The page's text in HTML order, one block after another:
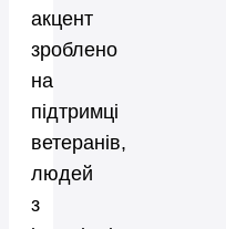
акцент
зроблено
на
підтримці
ветеранів,
людей
з